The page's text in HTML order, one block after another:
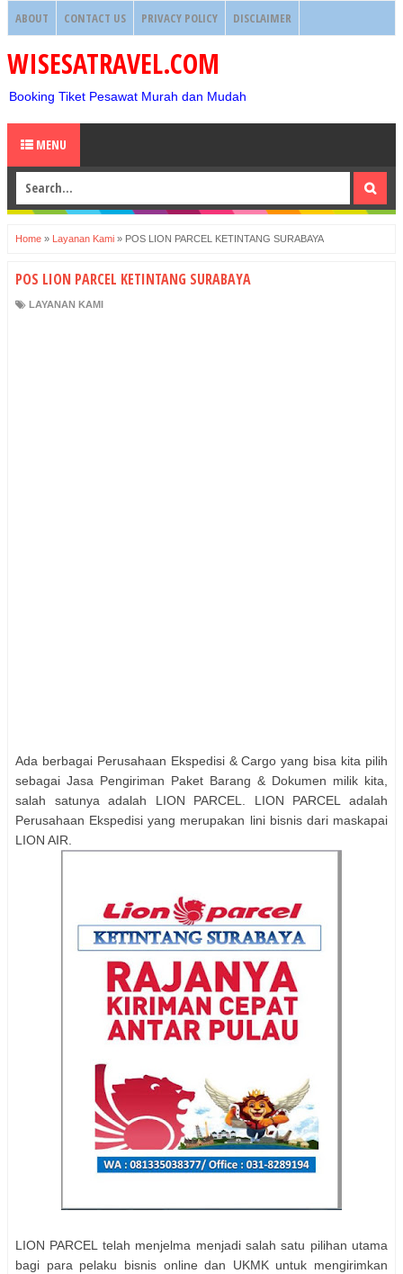
ABOUT CONTACT US PRIVACY POLICY DISCLAIMER
WISESATRAVEL.COM
Booking Tiket Pesawat Murah dan Mudah
MENU
Home » Layanan Kami » POS LION PARCEL KETINTANG SURABAYA
POS LION PARCEL KETINTANG SURABAYA
LAYANAN KAMI
Ada berbagai Perusahaan Ekspedisi & Cargo yang bisa kita pilih
sebagai Jasa Pengiriman Paket Barang & Dokumen milik kita,
salah satunya adalah LION PARCEL. LION PARCEL adalah
Perusahaan Ekspedisi yang merupakan lini bisnis dari maskapai
LION AIR.
LION PARCEL telah menjelma menjadi salah satu pilihan utama
bagi para pelaku bisnis online dan UKMK untuk mengirimkan